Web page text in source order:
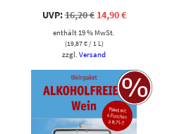
UVP:16,20€ Ursprünglicher
Preis
war:
16,20 €
14,90€Aktueller
enthält 19 % MwSt.
(19,87€/ 1 L)
zzgl.Versand